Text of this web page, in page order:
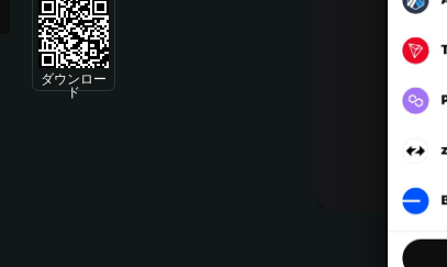
ダウンロー
ド